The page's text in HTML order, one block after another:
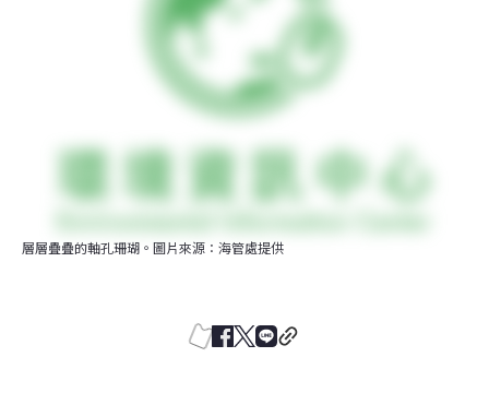
層層疊疊的軸孔珊瑚。圖片來源：海管處提供